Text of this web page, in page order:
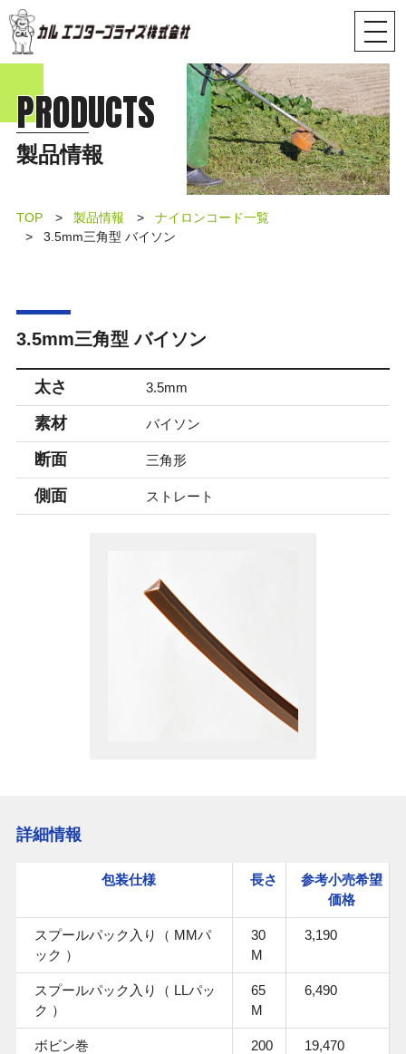
PRODUCTS
製品情報
TOP 製品情報
ナイロンコード一覧
3.5mm三角型 バイソン
3.5mm三角型 バイソン
太さ 3.5mm
素材 バイソン
断面 三角形
側面 ストレート
詳細情報
包装仕様 長さ
参考小売希望
価格
スプールパック入り（ MMパ
ック ）
30
M
3,190
スプールパック入り（ LLパッ
ク ）
65
M
6,490
ボビン巻
200
19,470